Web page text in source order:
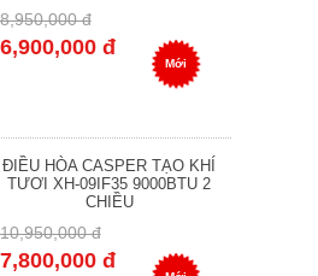
8,950,000 đ
6,900,000 đ
Mới
ĐIỀU HÒA CASPER TẠO KHÍ
TƯƠI XH-09IF35 9000BTU 2
CHIỀU
10,950,000 đ
7,800,000 đ